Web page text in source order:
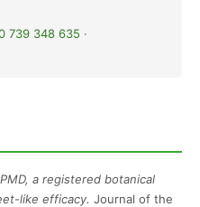
739 348 635 ·
PMD, a registered botanical
like efficacy. Journal of the